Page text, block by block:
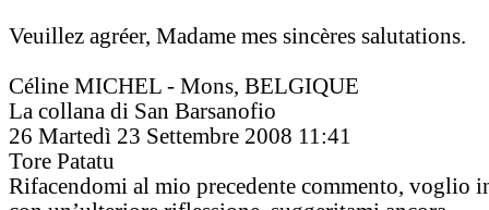
Veuillez agréer, Madame mes sincères salutations.
Céline MICHEL - Mons, BELGIQUE
La collana di San Barsanofio
26 Martedì 23 Settembre 2008 11:41
Tore Patatu
Rifacendomi al mio precedente commento, voglio